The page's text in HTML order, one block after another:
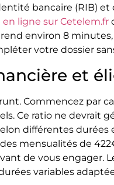
bancaire (RIB)
ligne sur Cetelem.fr
environ 8
votre dossier
et
Commencez par
Ce ratio ne devrait
différentes durées
mensualités de
de vous engager.
variables